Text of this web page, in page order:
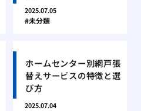
2025.07.05
未分類
ホームセンター別網戸張
替えサービスの特徴と選
び方
2025.07.04